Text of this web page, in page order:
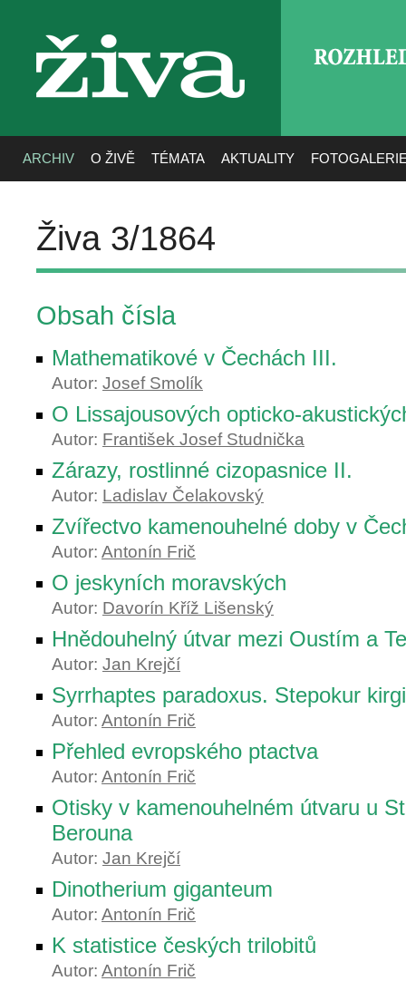
živa
ARCHIV O ŽIVĚ TÉMATA AKTUALITY
Živa 3/1864
Obsah čísla
Mathematikové v Čechách III.
Autor: Josef Smolík
O Lissajousových opticko-
Autor: František Josef Studnička
Zárazy, rostlinné cizopasnice II.
Autor: Ladislav Čelakovský
Zvířectvo kamenouhelné doby v
Autor: Antonín Frič
O jeskyních moravských
Autor: Davorín Kříž Lišenský
Hnědouhelný útvar mezi Oustím a
Autor: Jan Krejčí
Syrrhaptes paradoxus. Stepokur
Autor: Antonín Frič
Přehled evropského ptactva
Autor: Antonín Frič
Otisky v kamenouhelném útvaru u
Berouna
Autor: Jan Krejčí
Dinotherium giganteum
Autor: Antonín Frič
K statistice českých trilobitů
Autor: Antonín Frič